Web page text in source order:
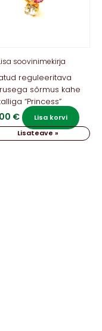
soovinimekirja
reguleeritava
sõrmus kahe
“Princess”
€
Lisa korvi
Lisateave »